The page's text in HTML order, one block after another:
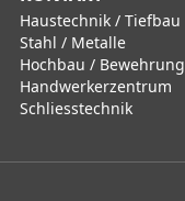
Haustechnik / Tiefbau
Stahl / Metalle
Hochbau / Bewehrung
Handwerkerzentrum
Schliesstechnik